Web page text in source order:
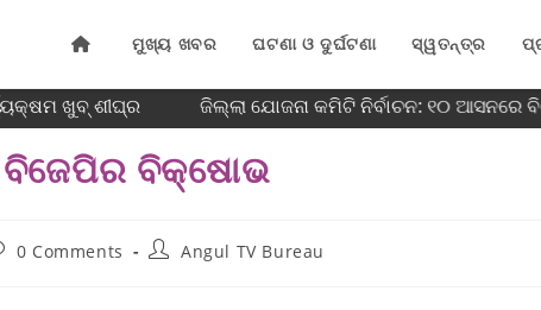
ମୁଖ୍ୟ ଖବର ଘଟଣା ଓ ଦୁର୍ଘଟଣା ସ୍ୱତନ୍ତ୍ର
ଖୁବ୍ ଶୀଘ୍ର ଜିଲ୍ଲା ଯୋଜନା କମିଟି ନିର୍ବାଚନ: ୧୦ ଆସନରେ
ବିଜେପିର ବିକ୍ଷୋଭ
0 Comments Angul TV Bureau